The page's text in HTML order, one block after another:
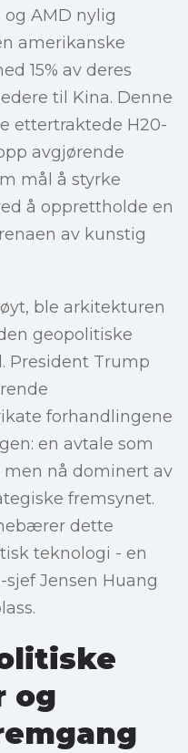
AMD nylig
amerikanske
15% av deres
til Kina. Denne
ettertraktede H20-
avgjørende
mål å styrke
å opprettholde en
av kunstig
ble arkitekturen
geopolitiske
President Trump
forhandlingene
en avtale som
nå dominert av
fremsynet.
dette
teknologi - en
Jensen Huang
og